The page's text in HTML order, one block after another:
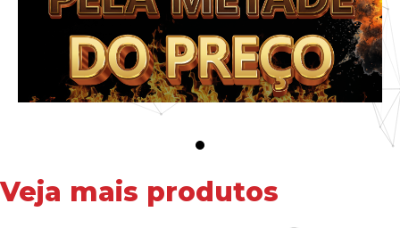
Veja mais produtos